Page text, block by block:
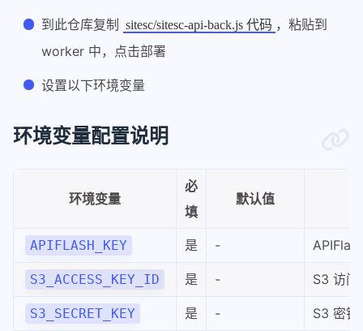
到此仓库复制 sitesc/sitesc-api-back.js 代码 ，粘贴到
worker 中，点击部署
设置以下环境变量
环境变量配置说明
环境变量
必
填
默认值
APIFLASH_KEY 是 -
S3_ACCESS_KEY_ID 是 - S3 访问
S3_SECRET_KEY 是 - S3 密钥